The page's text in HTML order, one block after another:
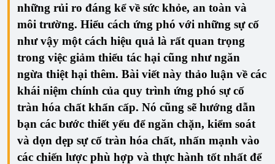
những rủi ro đáng kể về sức khỏe, an toàn và
môi trường. Hiểu cách ứng phó với những sự cố
như vậy một cách hiệu quả là rất quan trọng
trong việc giảm thiểu tác hại cũng như ngăn
ngừa thiệt hại thêm. Bài viết này thảo luận về các
khái niệm chính của quy trình ứng phó sự cố
tràn hóa chất khẩn cấp. Nó cũng sẽ hướng dẫn
bạn các bước thiết yếu để ngăn chặn, kiểm soát
và dọn dẹp sự cố tràn hóa chất, nhấn mạnh vào
các chiến lược phù hợp và thực hành tốt nhất để